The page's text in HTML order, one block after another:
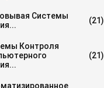
Системы
(21)
Контроля
(21)